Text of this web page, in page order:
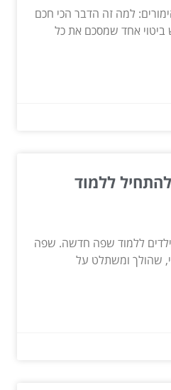
למה זה הדבר הכי חכם
ביטוי אחד שמסכם את כל
ללמוד
ללמוד שפה חדשה. שפה
שהולך ומשתלט על